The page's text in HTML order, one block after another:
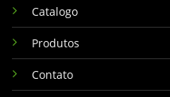
Catalogo
Produtos
Contato